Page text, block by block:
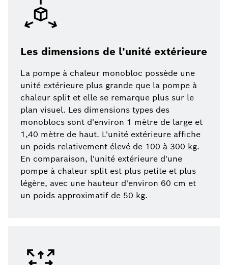
Les dimensions de l'unité extérieure
La pompe à chaleur monobloc possède une
unité extérieure plus grande que la pompe à
chaleur split et elle se remarque plus sur le
plan visuel. Les dimensions types des
monoblocs sont d'environ 1 mètre de large et
1,40 mètre de haut. L'unité extérieure affiche
un poids relativement élevé de 100 à 300 kg.
En comparaison, l'unité extérieure d'une
pompe à chaleur split est plus petite et plus
légère, avec une hauteur d'environ 60 cm et
un poids approximatif de 50 kg.